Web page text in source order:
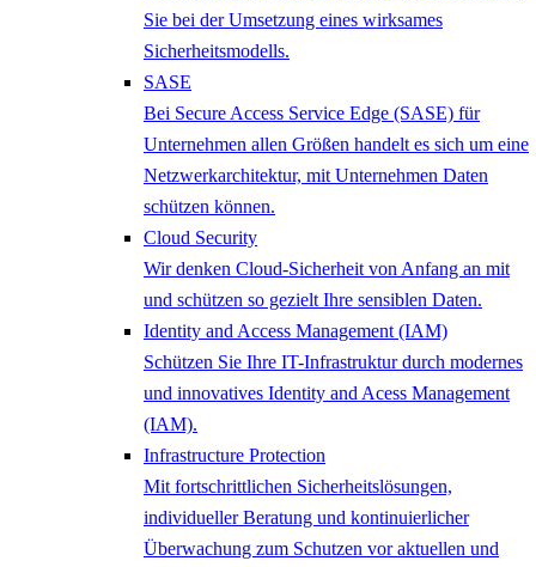
Sie bei der Umsetzung eines wirksames
Sicherheitsmodells.
SASE
Bei Secure Access Service Edge (SASE) für
Unternehmen allen Größen handelt es sich um eine
Netzwerkarchitektur, mit Unternehmen Daten
schützen können.
Cloud Security
Wir denken Cloud-Sicherheit von Anfang an mit
und schützen so gezielt Ihre sensiblen Daten.
Identity and Access Management (IAM)
Schützen Sie Ihre IT-Infrastruktur durch modernes
und innovatives Identity and Acess Management
(IAM).
Infrastructure Protection
Mit fortschrittlichen Sicherheitslösungen,
individueller Beratung und kontinuierlicher
Überwachung zum Schutzen vor aktuellen und